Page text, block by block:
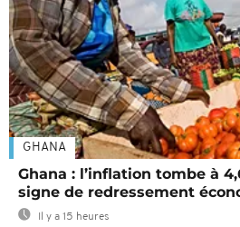
GHANA
Ghana : l’inflation tombe à
signe de redressement
Il y a 15 heures